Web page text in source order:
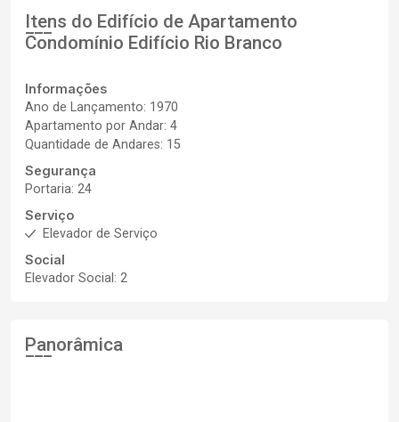
Itens do Edifício de Apartamento
Condomínio Edifício Rio Branco
Informações
Ano de Lançamento: 1970
Apartamento por Andar: 4
Quantidade de Andares: 15
Segurança
Portaria: 24
Serviço
Elevador de Serviço
Social
Elevador Social: 2
Panorâmica